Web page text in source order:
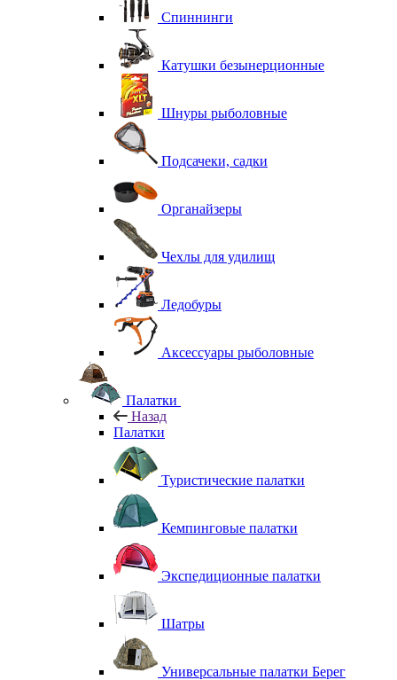
Спиннинги
Катушки безынерционные
Шнуры рыболовные
Подсачеки, садки
Органайзеры
Чехлы для удилищ
Ледобуры
Аксессуары рыболовные
Палатки
Назад
Палатки
Туристические палатки
Кемпинговые палатки
Экспедиционные палатки
Шатры
Универсальные палатки Берег